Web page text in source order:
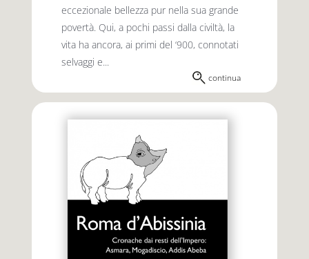
eccezionale bellezza pur nella sua grande
povertà. Qui, a pochi passi dalla civiltà, la
vita ha ancora, ai primi del ‘900, connotati
selvaggi e...
continua